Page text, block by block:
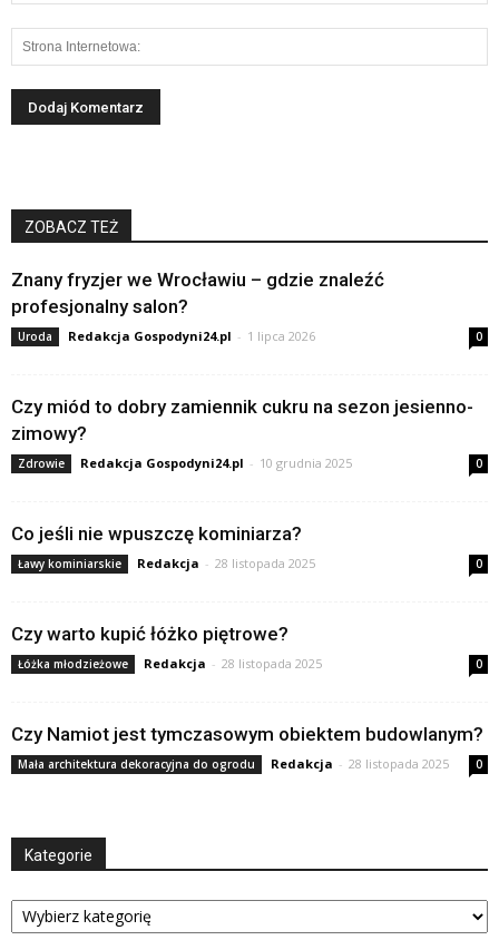
ZOBACZ TEŻ
Znany fryzjer we Wrocławiu – gdzie znaleźć
profesjonalny salon?
Uroda Redakcja Gospodyni24.pl - 1 lipca 2026 0
Czy miód to dobry zamiennik cukru na sezon jesienno-
zimowy?
Zdrowie Redakcja Gospodyni24.pl - 10 grudnia 2025 0
Co jeśli nie wpuszczę kominiarza?
Ławy kominiarskie Redakcja - 28 listopada 2025 0
Czy warto kupić łóżko piętrowe?
Łóżka młodzieżowe Redakcja - 28 listopada 2025 0
Czy Namiot jest tymczasowym obiektem budowlanym?
Mała architektura dekoracyjna do ogrodu Redakcja - 28 listopada 2025 0
Kategorie
Kategorie